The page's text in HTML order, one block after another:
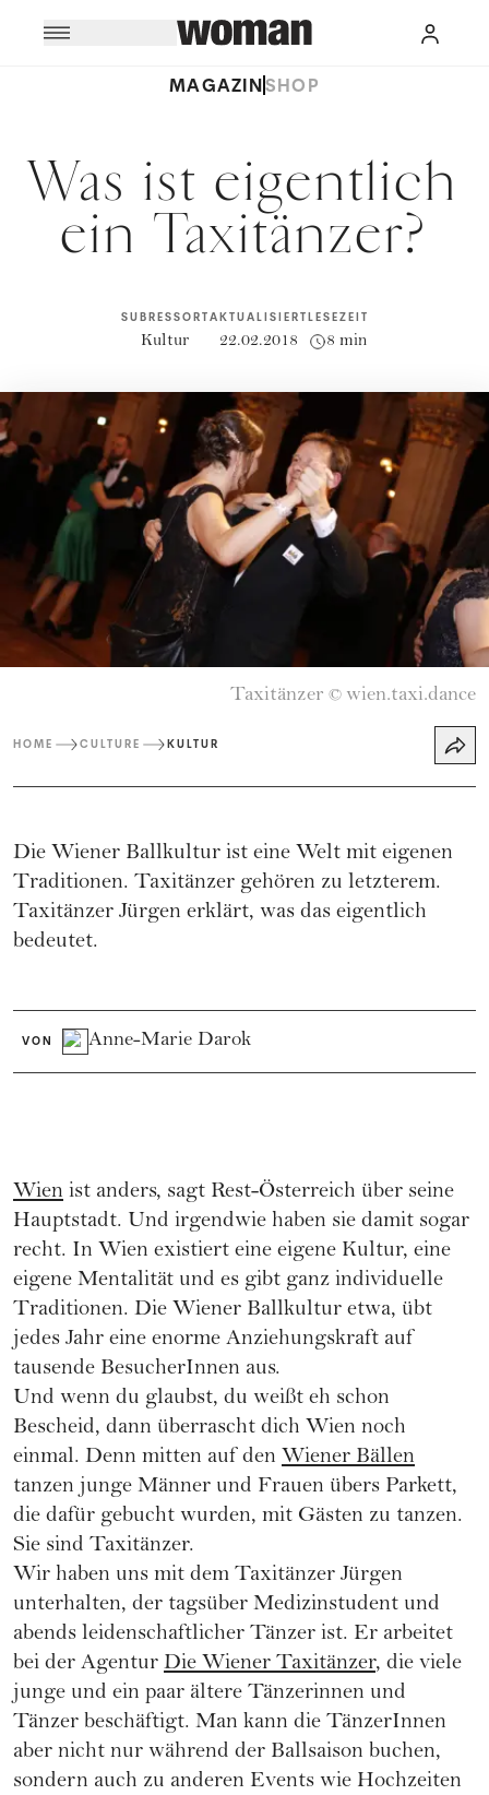
MAGAZINSHOP
Was ist eigentlich
ein Taxitänzer?
SUBRESSORT
Kultur
AKTUALISIERT
22.02.2018
LESEZEIT
8 min
Taxitänzer © wien.taxi.dance
HOME CULTURE KULTUR
Die Wiener Ballkultur ist eine Welt mit eigenen
Traditionen. Taxitänzer gehören zu letzterem.
Taxitänzer Jürgen erklärt, was das eigentlich
bedeutet.
VON Anne-Marie Darok
Wien ist anders, sagt Rest-Österreich über seine
Hauptstadt. Und irgendwie haben sie damit sogar
recht. In Wien existiert eine eigene Kultur, eine
eigene Mentalität und es gibt ganz individuelle
Traditionen. Die Wiener Ballkultur etwa, übt
jedes Jahr eine enorme Anziehungskraft auf
tausende BesucherInnen aus.
Und wenn du glaubst, du weißt eh schon
Bescheid, dann überrascht dich Wien noch
einmal. Denn mitten auf den Wiener Bällen
tanzen junge Männer und Frauen übers Parkett,
die dafür gebucht wurden, mit Gästen zu tanzen.
Sie sind Taxitänzer.
Wir haben uns mit dem Taxitänzer Jürgen
unterhalten, der tagsüber Medizinstudent und
abends leidenschaftlicher Tänzer ist. Er arbeitet
bei der Agentur Die Wiener Taxitänzer, die viele
junge und ein paar ältere Tänzerinnen und
Tänzer beschäftigt. Man kann die TänzerInnen
aber nicht nur während der Ballsaison buchen,
sondern auch zu anderen Events wie Hochzeiten